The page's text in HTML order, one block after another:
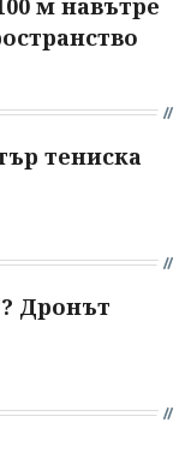
м навътре
тениска
Дронът